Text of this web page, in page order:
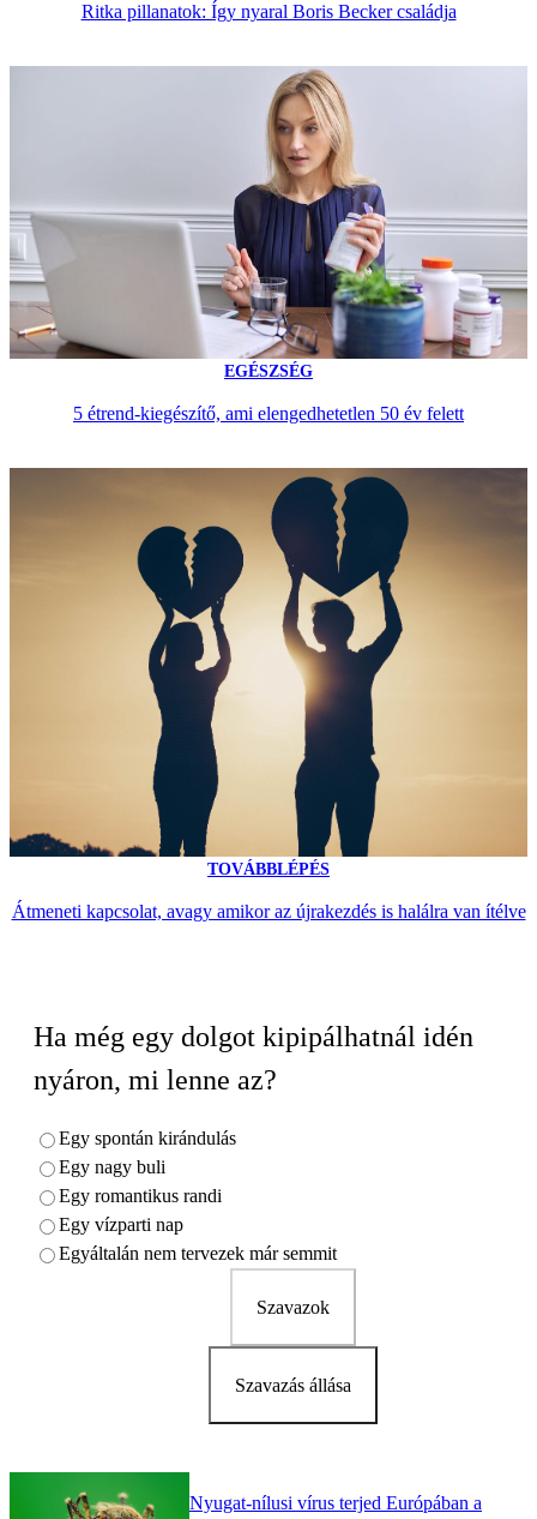
Ritka pillanatok: Így nyaral Boris Becker családja
EGÉSZSÉG
5 étrend-kiegészítő, ami elengedhetetlen 50 év felett
TOVÁBBLÉPÉS
Átmeneti kapcsolat, avagy amikor az újrakezdés is halálra van ítélve
Ha még egy dolgot kipipálhatnál idén
nyáron, mi lenne az?
Egy spontán kirándulás
Egy nagy buli
Egy romantikus randi
Egy vízparti nap
Egyáltalán nem tervezek már semmit
Szavazok
Szavazás állása
Nyugat-nílusi vírus terjed Európában a